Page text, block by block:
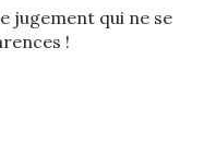
jugement qui ne se
!